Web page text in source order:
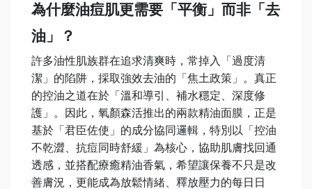
為什麼油痘肌更需要「平衡」而非「去
油」？
許多油性肌族群在追求清爽時，常掉入「過度清
潔」的陷阱，採取強效去油的「焦土政策」。真正
的控油之道在於「溫和導引、補水穩定、深度修
護」。因此，氧顏森活推出的兩款精油面膜，正是
基於「君臣佐使」的成分協同邏輯，特別以「控油
不乾澀、抗痘同時舒緩」為核心，協助肌膚找回通
透感，並搭配療癒精油香氣，希望讓保養不只是改
善膚況，更能成為放鬆情緒、釋放壓力的每日日